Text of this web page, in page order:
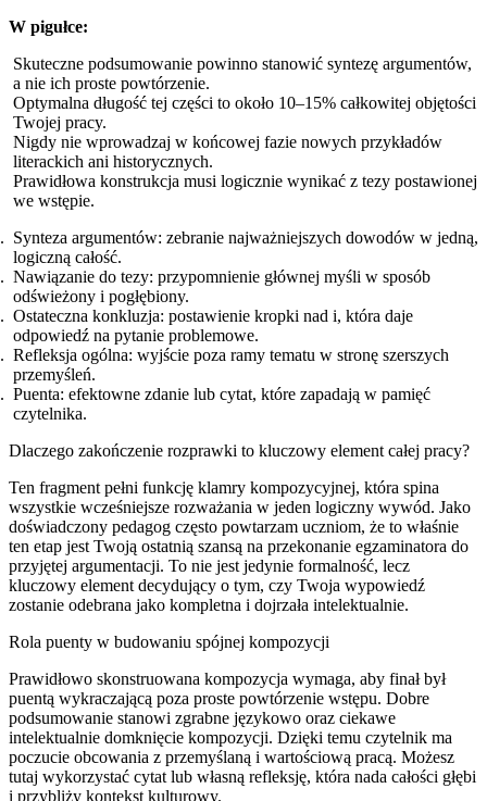
W pigułce:
Skuteczne podsumowanie powinno stanowić syntezę argumentów,
a nie ich proste powtórzenie.
Optymalna długość tej części to około 10–15% całkowitej objętości
Twojej pracy.
Nigdy nie wprowadzaj w końcowej fazie nowych przykładów
literackich ani historycznych.
Prawidłowa konstrukcja musi logicznie wynikać z tezy postawionej
we wstępie.
Synteza argumentów: zebranie najważniejszych dowodów w jedną,
logiczną całość.
Nawiązanie do tezy: przypomnienie głównej myśli w sposób
odświeżony i pogłębiony.
Ostateczna konkluzja: postawienie kropki nad i, która daje
odpowiedź na pytanie problemowe.
Refleksja ogólna: wyjście poza ramy tematu w stronę szerszych
przemyśleń.
Puenta: efektowne zdanie lub cytat, które zapadają w pamięć
czytelnika.
Dlaczego zakończenie rozprawki to kluczowy element całej pracy?
Ten fragment pełni funkcję klamry kompozycyjnej, która spina
wszystkie wcześniejsze rozważania w jeden logiczny wywód. Jako
doświadczony pedagog często powtarzam uczniom, że to właśnie
ten etap jest Twoją ostatnią szansą na przekonanie egzaminatora do
przyjętej argumentacji. To nie jest jedynie formalność, lecz
kluczowy element decydujący o tym, czy Twoja wypowiedź
zostanie odebrana jako kompletna i dojrzała intelektualnie.
Rola puenty w budowaniu spójnej kompozycji
Prawidłowo skonstruowana kompozycja wymaga, aby finał był
puentą wykraczającą poza proste powtórzenie wstępu. Dobre
podsumowanie stanowi zgrabne językowo oraz ciekawe
intelektualnie domknięcie kompozycji. Dzięki temu czytelnik ma
poczucie obcowania z przemyślaną i wartościową pracą. Możesz
tutaj wykorzystać cytat lub własną refleksję, która nada całości głębi
i przybliży kontekst kulturowy.